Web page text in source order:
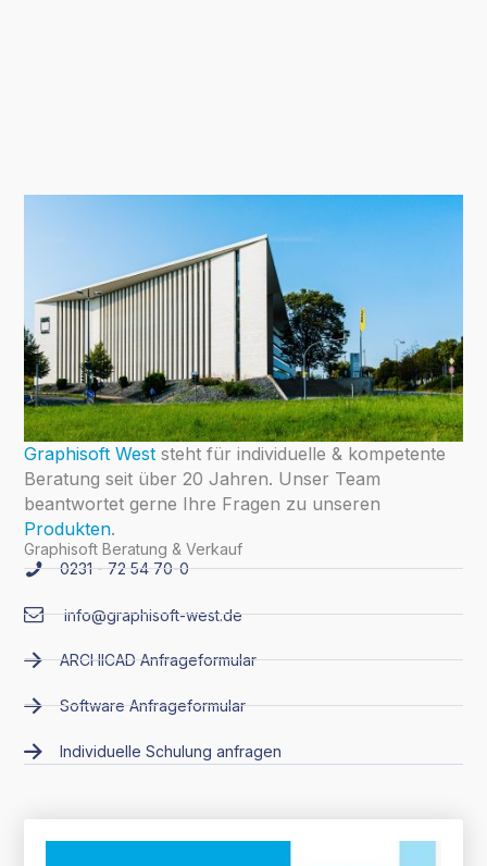
Graphisoft Weststeht für individuelle & kompetente
Beratung seit über 20 Jahren. Unser Team
beantwortet gerne Ihre Fragen zu unseren
Produkten.
Graphisoft Beratung & Verkauf
0231 - 72 54 70-0
info@graphisoft-west.de
ARCHICAD Anfrageformular
Software Anfrageformular
Individuelle Schulung anfragen